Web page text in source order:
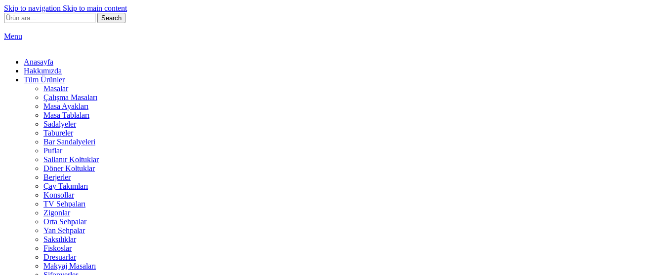
Skip to navigation Skip to main content
Search
Menu
Anasayfa
Hakkımızda
Tüm Ürünler
Masalar
Çalışma Masaları
Masa Ayakları
Masa Tablaları
Sadalyeler
Tabureler
Bar Sandalyeleri
Puflar
Sallanır Koltuklar
Döner Koltuklar
Berjerler
Çay Takımları
Konsollar
TV Sehpaları
Zigonlar
Orta Sehpalar
Yan Sehpalar
Saksılıklar
Fiskoslar
Dresuarlar
Makyaj Masaları